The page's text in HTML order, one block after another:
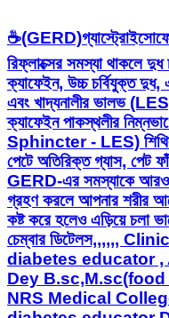
রিফ্লাক্সের সমস্যা থাকলে
ক্যাফেইন, উচ্চ চর্বিযুক্ত দুধ,
এবং খাদ্যনালীর ভালভ
ক্যাফেইন পাকস্থলীর
Sphincter - LES) শিথিল
পেটে অতিরিক্ত গ্যাস, পেট
GERD-এর সমস্যাকে আরও
গ্রহণ করলে আপনার শরীর
কষ্ট করে হলেও এড়িয়ে চলা
চেম্বার ডিটেলস,,,,,,
diabetes educator ,
Dey
NRS Medical